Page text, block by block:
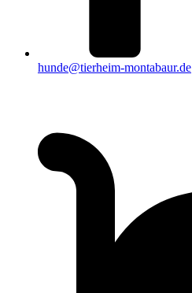
hunde@tierheim-montabaur.de